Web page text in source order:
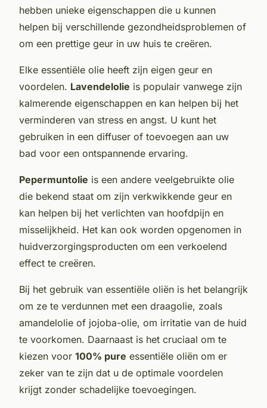
hebben unieke eigenschappen die u kunnen
helpen bij verschillende gezondheidsproblemen of
om een prettige geur in uw huis te creëren.
Elke essentiële olie heeft zijn eigen geur en
voordelen. Lavendelolie is populair vanwege zijn
kalmerende eigenschappen en kan helpen bij het
verminderen van stress en angst. U kunt het
gebruiken in een diffuser of toevoegen aan uw
bad voor een ontspannende ervaring.
Pepermuntolie is een andere veelgebruikte olie
die bekend staat om zijn verkwikkende geur en
kan helpen bij het verlichten van hoofdpijn en
misselijkheid. Het kan ook worden opgenomen in
huidverzorgingsproducten om een verkoelend
effect te creëren.
Bij het gebruik van essentiële oliën is het belangrijk
om ze te verdunnen met een draagolie, zoals
amandelolie of jojoba-olie, om irritatie van de huid
te voorkomen. Daarnaast is het cruciaal om te
kiezen voor 100% pure essentiële oliën om er
zeker van te zijn dat u de optimale voordelen
krijgt zonder schadelijke toevoegingen.